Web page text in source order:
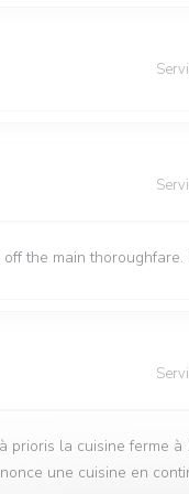
the main
prioris la cuisine ferme
une cuisine en